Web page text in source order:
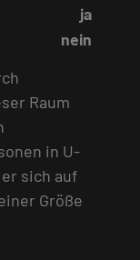
ja
nein
Raum
in U-
sich auf
Größe